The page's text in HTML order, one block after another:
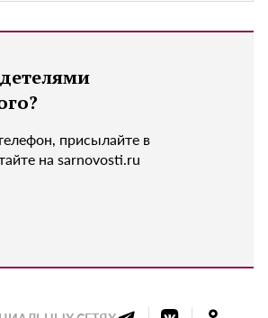
присылайте в
на sarnovosti.ru